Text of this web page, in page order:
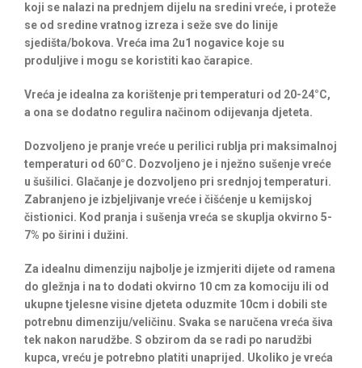
koji se nalazi na prednjem dijelu na sredini vreće, i proteže
se od sredine vratnog izreza i seže sve do linije
sjedišta/bokova. Vreća ima 2u1 nogavice koje su
produljive i mogu se koristiti kao čarapice.
Vreća je idealna za korištenje pri temperaturi od 20-24°C,
a ona se dodatno regulira načinom odijevanja djeteta.
Dozvoljeno je pranje vreće u perilici rublja pri maksimalnoj
temperaturi od 60°C. Dozvoljeno je i nježno sušenje vreće
u šušilici. Glačanje je dozvoljeno pri srednjoj temperaturi.
Zabranjeno je izbjeljivanje vreće i čišćenje u kemijskoj
čistionici. Kod pranja i sušenja vreća se skuplja okvirno 5-
7% po širini i dužini.
Za idealnu dimenziju najbolje je izmjeriti dijete od ramena
do gležnja i na to dodati okvirno 10 cm za komociju ili od
ukupne tjelesne visine djeteta oduzmite 10cm i dobili ste
potrebnu dimenziju/veličinu. Svaka se naručena vreća šiva
tek nakon narudžbe. S obzirom da se radi po narudžbi
kupca, vreću je potrebno platiti unaprijed. Ukoliko je vreća